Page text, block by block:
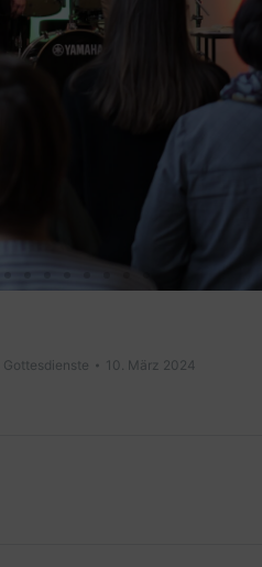
Gottesdienste 10. März 2024